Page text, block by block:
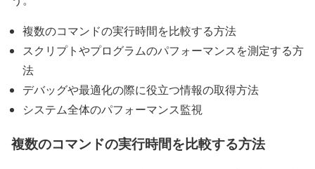
複数のコマンドの実行時間を比較する方法
スクリプトやプログラムのパフォーマンスを測定する方
法
デバッグや最適化の際に役立つ情報の取得方法
システム全体のパフォーマンス監視
複数のコマンドの実行時間を比較する方法